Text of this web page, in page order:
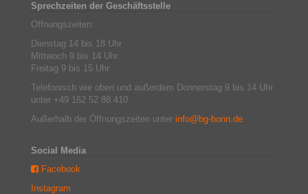
Sprechzeiten der Geschäftsstelle
Öffnungszeiten:
Dienstag 14 bis 18 Uhr
Mittwoch 9 bis 14 Uhr
Freitag 9 bis 15 Uhr
Telefonisch wie oben und außerdem Donnerstag 9 bis 14 Uhr
unter +49 162 52 88 410
Außerhalb der Öffnungszeiten unter info@bg-bonn.de
Social Media
Facebook
Instagram